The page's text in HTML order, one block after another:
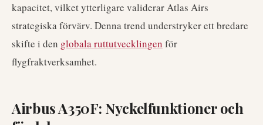
kapacitet, vilket ytterligare validerar Atlas Airs
strategiska förvärv. Denna trend understryker ett bredare
skifte i den globala ruttutvecklingen för
flygfraktverksamhet.
Airbus A350F: Nyckelfunktioner och